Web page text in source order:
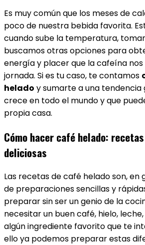
Es muy común que los meses de
poco de nuestra bebida favorita.
cuando sube la temperatura,
buscamos otras opciones para
energía y placer que la cafeína
jornada. Si es tu caso, te contamos
helado y sumarte a una tendencia
crece en todo el mundo y que
propia casa.
Cómo hacer café helado:
deliciosas
Las recetas de café helado son, en
de preparaciones sencillas y
preparar sin ser un genio de la
necesitar un buen café, hielo,
algún ingrediente favorito que te
ello ya podemos preparar estas